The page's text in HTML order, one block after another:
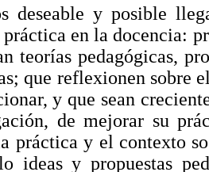
deseable y posible
en la docencia:
teorías pedagógicas,
que reflexionen sobre
y que sean
de mejorar su
práctica y el contexto
ideas y propuestas